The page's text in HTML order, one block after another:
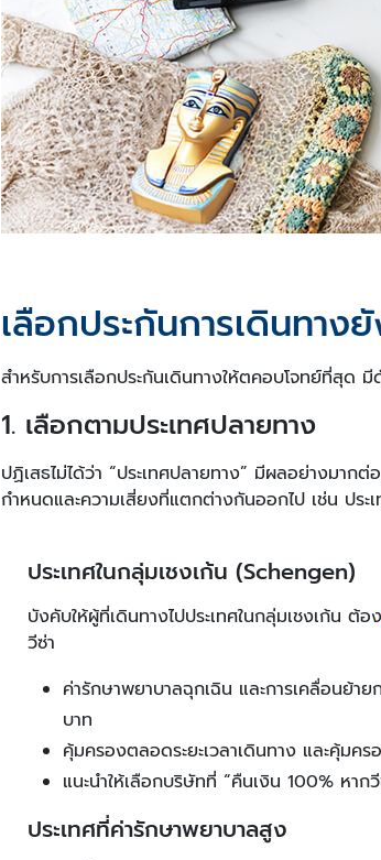
เลือกประกันการเดินทาง
สำหรับการเลือกประกันเดินทางให้ตคอบโจทย์ที่สุด
1. เลือกตามประเทศปลายทาง
ปฏิเสธไม่ได้ว่า “ประเทศปลายทาง” มีผลอย่างมากต่
กำหนดและความเสี่ยงที่แตกต่างกันออกไป เช่น ประเ
ประเทศในกลุ่มเชงเก้น (Schengen)
บังคับให้ผู้ที่เดินทางไปประเทศในกลุ่มเชงเก้น ต้อง
วีซ่า
ค่ารักษาพยาบาลฉุกเฉิน และการเคลื่อนย้
บาท
คุ้มครองตลอดระยะเวลาเดินทาง และคุ้มคร
แนะนำให้เลือกบริษัทที่ “คืนเงิน 100% หากวี
ประเทศที่ค่ารักษาพยาบาลสูง